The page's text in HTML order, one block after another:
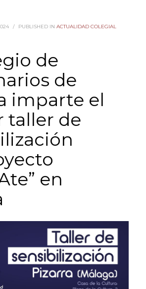
/ PUBLISHED IN ACTUALIDAD COLEGIAL
de
de
imparte el
taller de
en